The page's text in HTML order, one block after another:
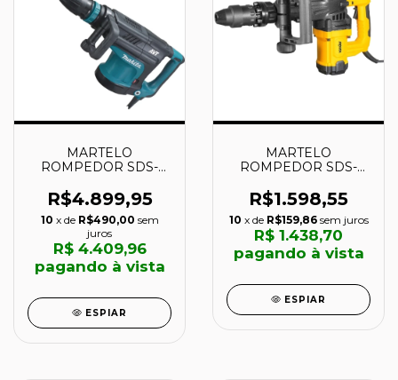
MARTELO
ROMPEDOR SDS-
ANTIVIBRAÇÃO -
HM1213C - MAKITA
R$4.899,95
10 x de R$490,00 sem
juros
R$ 4.409,96
pagando à vista
ESPIAR
MARTELO
ROMPEDOR SDS-
MRV1315N - VONDER
R$1.598,55
10 x de R$159,86 sem juros
R$ 1.438,70
pagando à vista
ESPIAR